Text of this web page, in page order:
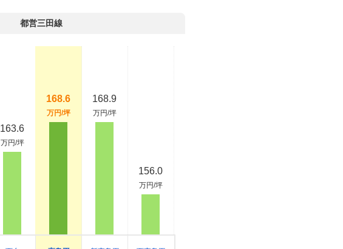
都営三田線
163.6
万円/坪
168.6
万円/坪
168.9
万円/坪
156.0
万円/坪